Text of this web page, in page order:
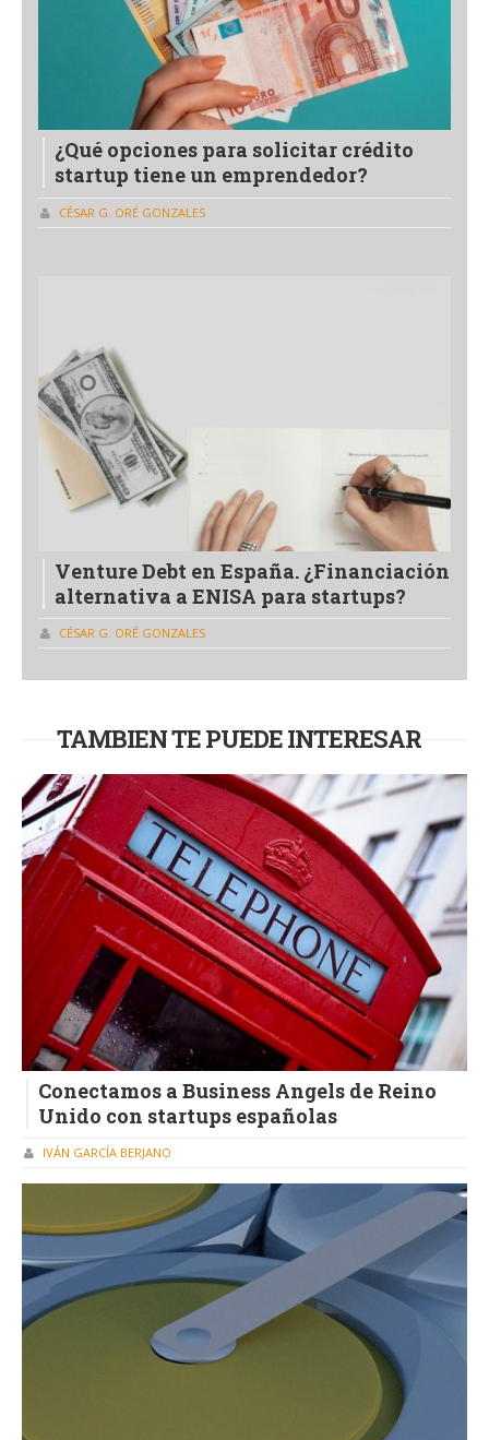
¿Qué opciones para solicitar crédito
startup tiene un emprendedor?
CÉSAR G. ORÉ GONZALES
Venture Debt en España. ¿Financiación
alternativa a ENISA para startups?
CÉSAR G. ORÉ GONZALES
TAMBIEN TE PUEDE INTERESAR
Conectamos a Business Angels de Reino
Unido con startups españolas
IVÁN GARCÍA BERJANO